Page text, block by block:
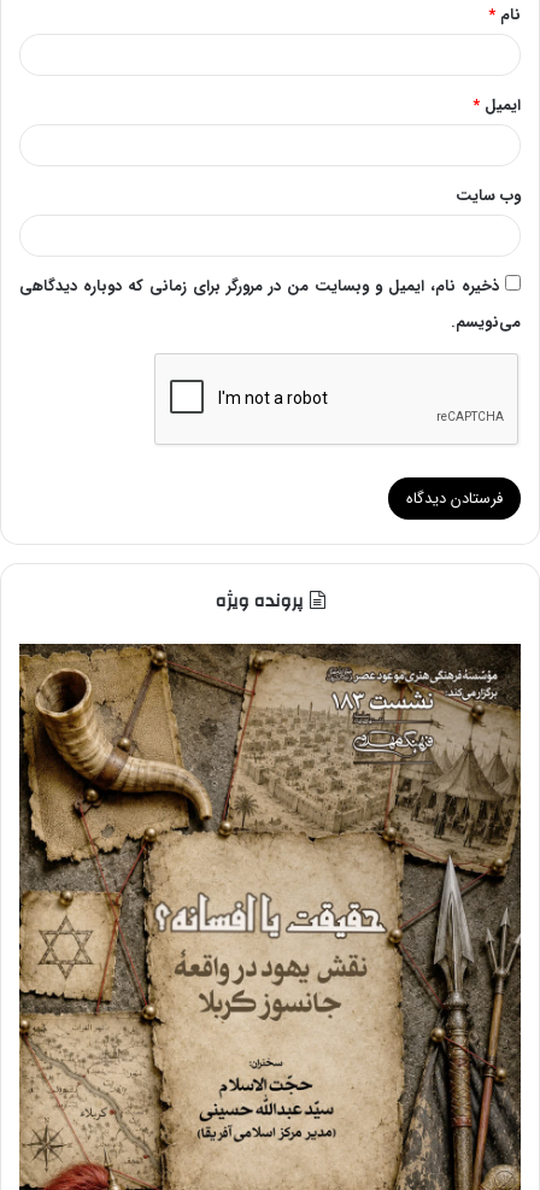
نام *
ایمیل *
وب‌ سایت
ذخیره نام، ایمیل و وبسایت من در مرورگر برای زمانی که دوباره دیدگاهی
می‌نویسم.
پرونده ویژه